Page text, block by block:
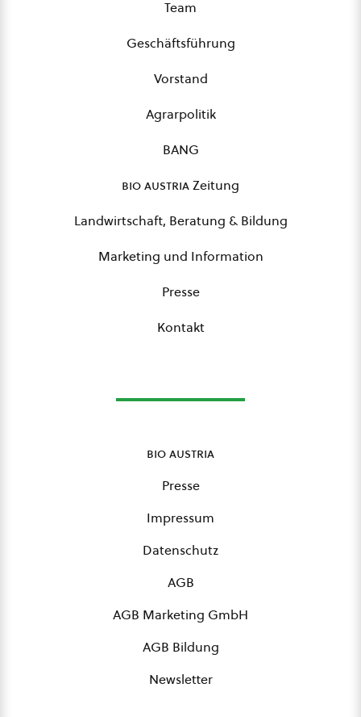
Team
Geschäftsführung
Vorstand
Agrarpolitik
BANG
bio austriaZeitung
Landwirtschaft, Beratung & Bildung
Marketing und Information
Presse
Kontakt
bio austria
Presse
Impressum
Datenschutz
AGB
AGB Marketing GmbH
AGB Bildung
Newsletter